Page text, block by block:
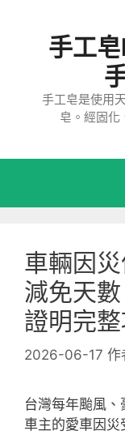
手工
手工皂是使用
皂。經固化
車輛因
減免天
證明完
2026-06-17 作
台灣每年颱風
車主的愛車因